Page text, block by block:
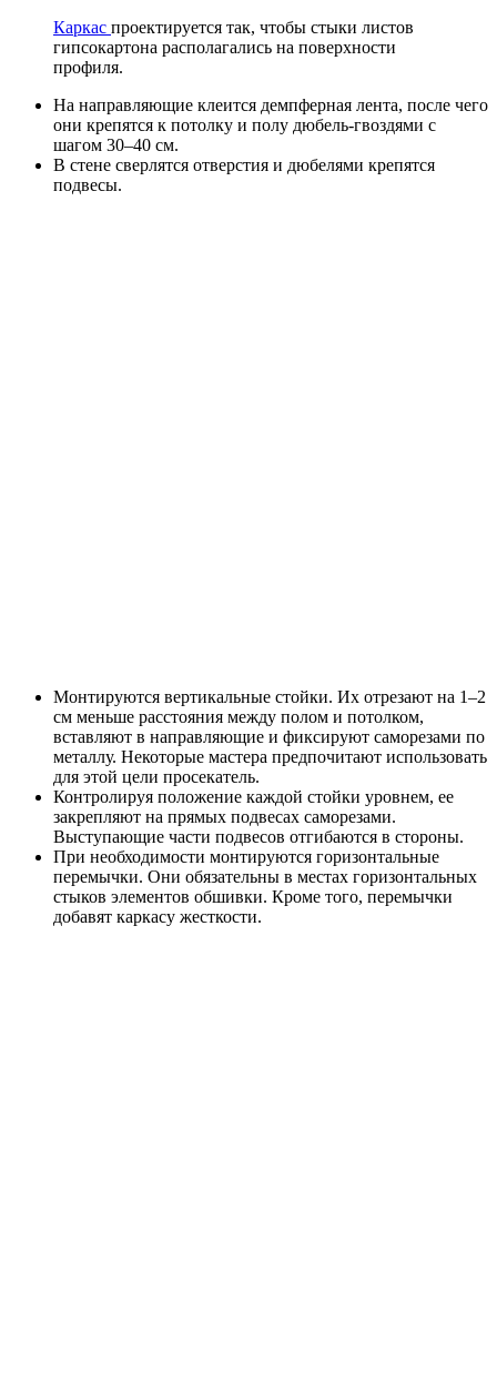
Каркас проектируется так, чтобы стыки листов
гипсокартона располагались на поверхности
профиля.
На направляющие клеится демпферная лента, после чего
они крепятся к потолку и полу дюбель-гвоздями с
шагом 30–40 см.
В стене сверлятся отверстия и дюбелями крепятся
подвесы.
Монтируются вертикальные стойки. Их отрезают на 1–2
см меньше расстояния между полом и потолком,
вставляют в направляющие и фиксируют саморезами по
металлу. Некоторые мастера предпочитают использовать
для этой цели просекатель.
Контролируя положение каждой стойки уровнем, ее
закрепляют на прямых подвесах саморезами.
Выступающие части подвесов отгибаются в стороны.
При необходимости монтируются горизонтальные
перемычки. Они обязательны в местах горизонтальных
стыков элементов обшивки. Кроме того, перемычки
добавят каркасу жесткости.